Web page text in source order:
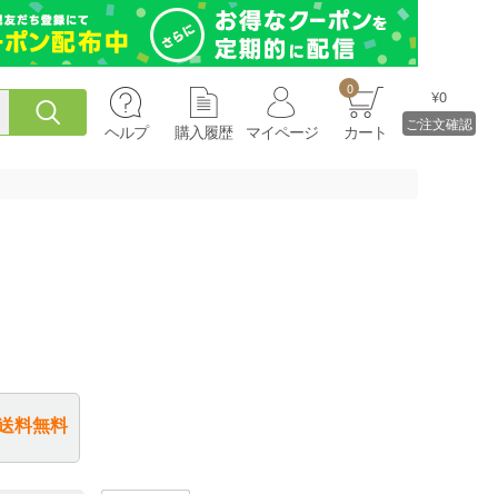
ヘルプ 購入履歴 マイページ
0
カート
¥0
ご注文確認
料無料